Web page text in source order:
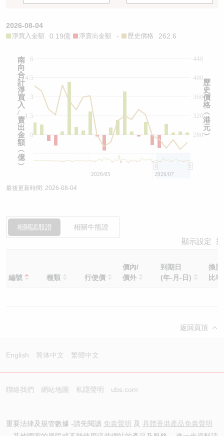
2026-08-04
淨買入金額 0.19億 淨賣出金額 - 歷史價格 262.6
0
3
6
1.5
4.5 400
280
320
360
440
2026/05 2026/07
南
向
合
計
淨
買
入
/
賣
出
金
額
︵
億
︶
歷
史
價
格
︵
港
元
︶
最後更新時間: 2026-08-04
相關認股證 相關牛熊證
顯示設定
編號 種類 行使價
價內/
價外
到期日
(年-月-日)
換股
比率
返回頁頂
English 简体中文 繁體中文
聯絡我們 網站地圖 私隱聲明 ubs.com
重要法律及規管數據 -請先閱讀 免責聲明 及 具體香港產品免責聲明